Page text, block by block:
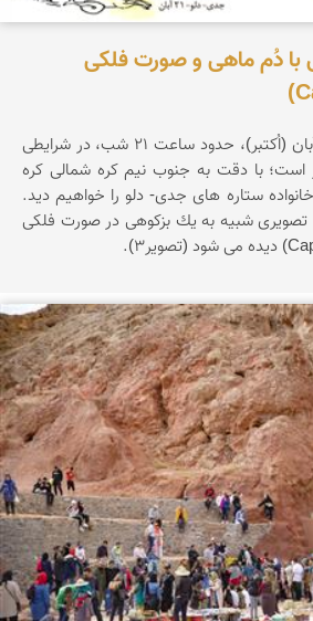
سنگ نگاره بز کوهی با دُم ماهی و صورت فلکی
اگر در یكی از شب های آبان (اُكتبر)، حدود ساعت 21 شب، در شرایطی
با دقت به جنوب نیم كره شمالی كره
ستاره های جدی- دلو را خواهیم دید.
تصویری شبیه به یك بزكوهی در صورت فلکی